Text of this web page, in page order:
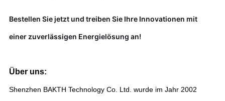
Bestellen Sie jetzt und treiben Sie Ihre Innovationen mit
einer zuverlässigen Energielösung an!
Über uns:
Shenzhen BAKTH Technology Co. Ltd. wurde im Jahr 2002